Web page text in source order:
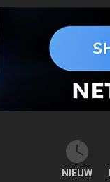
NIEUW